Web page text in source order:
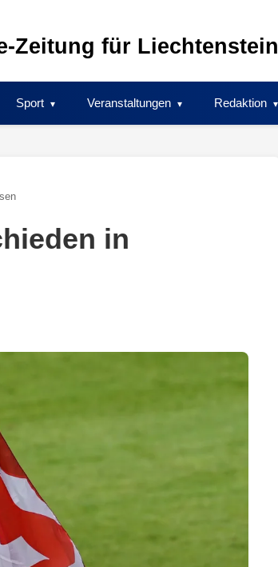
Zeitung für Liechtenstein
Sport Veranstaltungen Redaktion
in